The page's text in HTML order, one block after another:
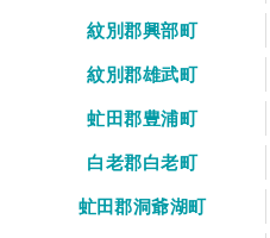
紋別郡興部町
紋別郡雄武町
虻田郡豊浦町
白老郡白老町
虻田郡洞爺湖町